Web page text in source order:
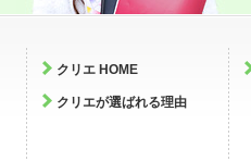
クリエ HOME
クリエが選ばれる理由